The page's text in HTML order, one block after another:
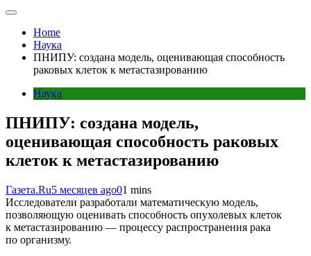
Home
Наука
ПНИПУ: создана модель, оценивающая способность
раковых клеток к метастазированию
Наука
ПНИПУ: создана модель,
оценивающая способность раковых
клеток к метастазированию
Газета.Ru5 месяцев ago01 mins
Исследователи разработали математическую модель,
позволяющую оценивать способность опухолевых клеток
к метастазированию — процессу распространения рака
по организму.